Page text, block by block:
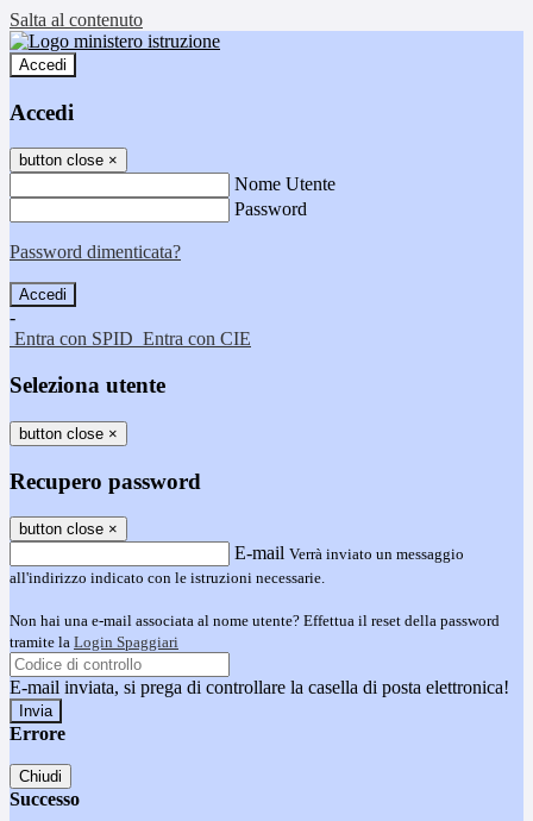
Salta al contenuto
Accedi
Accedi
button close ×
Nome Utente
Password
Password dimenticata?
-
Entra con SPID Entra con CIE
Seleziona utente
button close ×
Recupero password
button close ×
E-mail Verrà inviato un messaggio
all'indirizzo indicato con le istruzioni necessarie.
Non hai una e-mail associata al nome utente? Effettua il reset della password
tramite la Login Spaggiari
E-mail inviata, si prega di controllare la casella di posta elettronica!
Errore
Chiudi
Successo